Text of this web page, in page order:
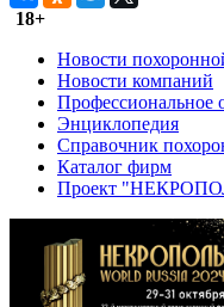
18+
Новости
Новости компаний
Профессиональное
Энциклопедия
Справочник
Каталог фирм
Проект